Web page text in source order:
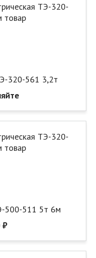
320-561 3,2т
500-511 5т 6м
₽